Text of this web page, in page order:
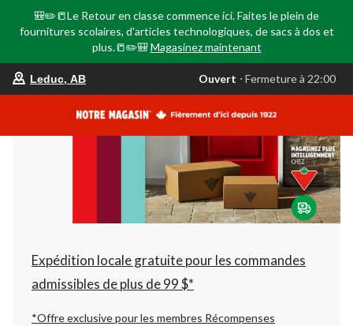
🎒✏️📒Le Retour en classe commence ici. Faites le plein de
fournitures scolaires, d'articles technologiques, de sacs à dos et
plus.📒✏️🎒 Magasinez maintenant
votre
est
AB,
Ouvert,
Fermeture
à
22:00
changer
Leduc, AB Ouvert ⋅ Fermeture à 22:00
Expédition locale gratuite pour les commandes
admissibles de plus de 99 $*
*Offre exclusive pour les membres Récompenses